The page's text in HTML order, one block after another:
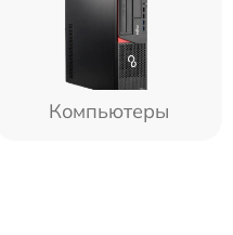
Компьютеры